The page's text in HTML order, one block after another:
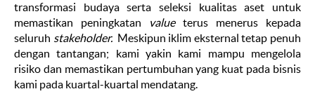
transformasi budaya serta seleksi kualitas aset untuk
memastikan peningkatan
valueterus menerus kepada
seluruh stakeholder. Meskipun iklim eksternal tetap penuh
dengan tantangan; kami yakin kami mampu mengelola
risiko dan memastikan pertumbuhan yang kuat pada bisnis
kami pada kuartal-kuartal mendatang.